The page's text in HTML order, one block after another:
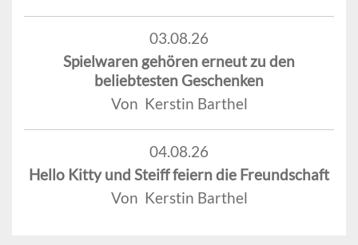
03.08.26
Spielwaren gehören erneut zu den
beliebtesten Geschenken
Von Kerstin Barthel
04.08.26
Hello Kitty und Steiff feiern die Freundschaft
Von Kerstin Barthel